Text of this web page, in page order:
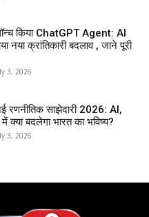
किया ChatGPT Agent: AI
नया क्रांतिकारी बदलाव , जाने पूरी
3, 2026
रणनीतिक साझेदारी 2026: AI,
क्या बदलेगा भारत का भविष्य?
3, 2026